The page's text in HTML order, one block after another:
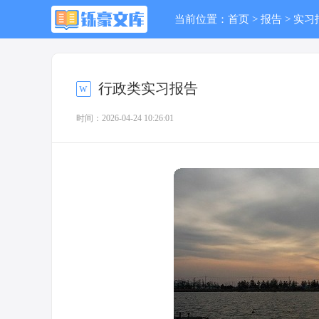
当前位置： 首页 > 报告 > 实习
行政类实习报告
时间：2026-04-24 10:26:01